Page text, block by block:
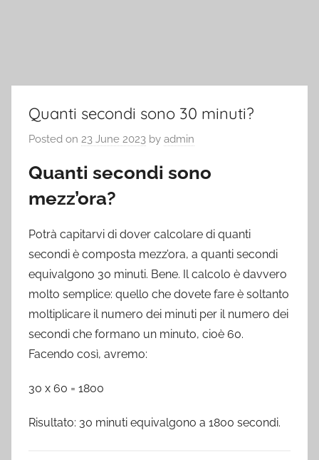
Quanti secondi sono 30 minuti?
Posted on 23 June 2023 by admin
Quanti secondi sono
mezz’ora?
Potrà capitarvi di dover calcolare di quanti
secondi è composta mezz’ora, a quanti secondi
equivalgono 30 minuti. Bene. Il calcolo è davvero
molto semplice: quello che dovete fare è soltanto
moltiplicare il numero dei minuti per il numero dei
secondi che formano un minuto, cioè 60.
Facendo così, avremo:
30 x 60 = 1800
Risultato: 30 minuti equivalgono a 1800 secondi.